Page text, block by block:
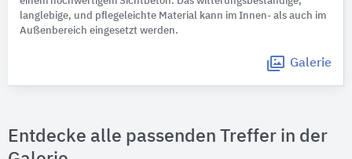
langlebige, und pflegeleichte Material kann im Innen- als auch im
Außenbereich eingesetzt werden.
Galerie
Entdecke alle passenden Treffer in der